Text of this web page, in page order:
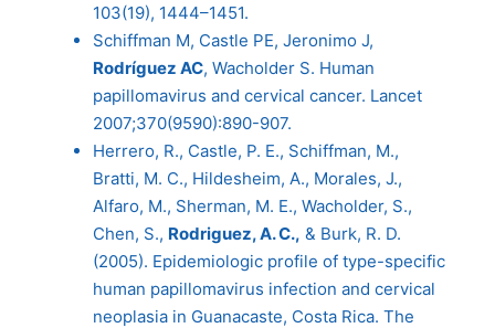
103(19), 1444–1451.
Schiffman M, Castle PE, Jeronimo J,
Rodríguez AC, Wacholder S. Human
papillomavirus and cervical cancer. Lancet
2007;370(9590):890-907.
Herrero, R., Castle, P. E., Schiffman, M.,
Bratti, M. C., Hildesheim, A., Morales, J.,
Alfaro, M., Sherman, M. E., Wacholder, S.,
Chen, S., Rodriguez, A. C., & Burk, R. D.
(2005). Epidemiologic profile of type-specific
human papillomavirus infection and cervical
neoplasia in Guanacaste, Costa Rica. The